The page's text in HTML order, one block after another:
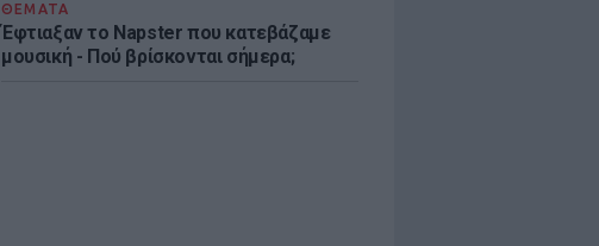
ΘΕΜΑΤΑ
Έφτιαξαν το Napster που κατεβάζαμε
μουσική - Πού βρίσκονται σήμερα;